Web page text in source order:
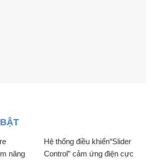
năng
Hệ thống điều khiển“Slider
Control” cảm ứng điện cực